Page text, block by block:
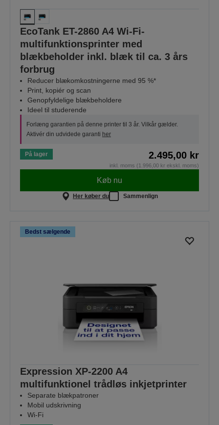
EcoTank ET-2860 A4 Wi-Fi-
multifunktionsprinter med
blækbeholder inkl. blæk til ca. 3 års
forbrug
Reducer blækomkostningerne med 95 %*
Print, kopiér og scan
Genopfyldelige blækbeholdere
Ideel til studerende
Forlæng garantien på denne printer til 3 år. Vilkår gælder.
Aktivér din udvidede garanti her
På lager 2.495,00 kr
inkl. moms (1.996,00 kr ekskl. moms)
Køb nu
Her køber du Sammenlign
Bedst sælgende
Expression XP-2200 A4
multifunktionel trådløs inkjetprinter
Separate blækpatroner
Mobil udskrivning
Wi-Fi